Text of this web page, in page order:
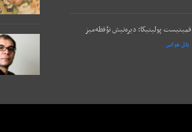
فمینیست پولیتیکا: دیره‌نیش نؤقطه‌میز
بئل هوکس